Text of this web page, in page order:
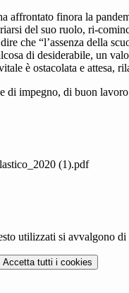
affrontato finora la
del suo ruolo, ri-
che “l’assenza della
di desiderabile, un
è ostacolata e attesa,
di impegno, di buon
(1).pdf
utilizzati si avvalgono
Accetta tutti i cookies